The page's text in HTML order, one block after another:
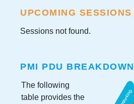
UPCOMING SESSIONS
Sessions not found.
PMI PDU BREAKDOWN
The following
table provides the